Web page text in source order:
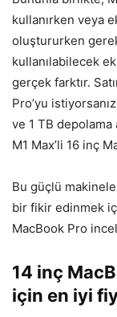
kullanırken veya
oluştururken
kullanılabilecek
gerçek farktır.
Pro’yu
ve 1 TB
M1 Max’li 16 inç
Bu güçlü
bir fikir edinmek
MacBook Pro
14 inç
için en iyi